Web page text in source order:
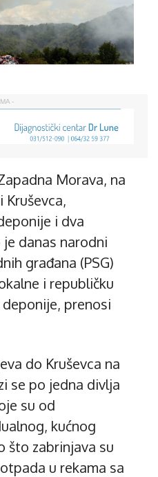
-
Morava, na
Kruševca,
i dva
danas narodni
građana (PSG)
i republičku
prenosi
do Kruševca na
se po jedna divlja
su od
kućnog
što zabrinjava su
u rekama sa